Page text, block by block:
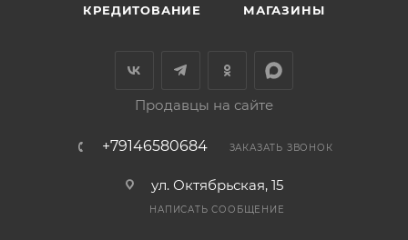
КРЕДИТОВАНИЕ МАГАЗИНЫ
Продавцы на сайте
+79146580684 ЗАКАЗАТЬ ЗВОНОК
ул. Октябрьская, 15
НАПИСАТЬ СООБЩЕНИЕ